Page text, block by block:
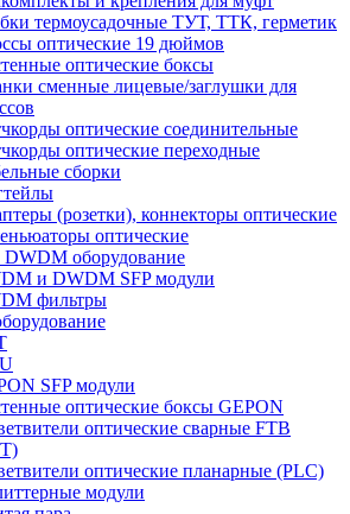
термоусадочные ТУТ, ТТК, герметик
оптические 19 дюймов
оптические боксы
сменные лицевые/заглушки для
оптические соединительные
оптические переходные
сборки
(розетки), коннекторы оптические
оптические
оборудование
и DWDM SFP модули
фильтры
SFP модули
оптические боксы GEPON
оптические сварные FTB
оптические планарные (PLC)
модули